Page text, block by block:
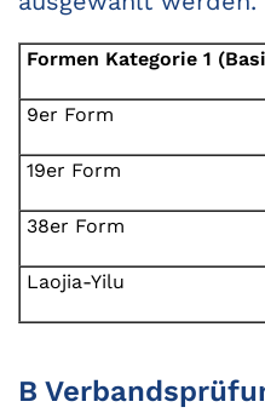
Formen Kategorie 1
9er Form
19er Form
38er Form
Laojia-Yilu
B